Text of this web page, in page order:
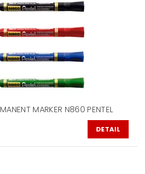
MARKER N860 PENTEL
DETAIL